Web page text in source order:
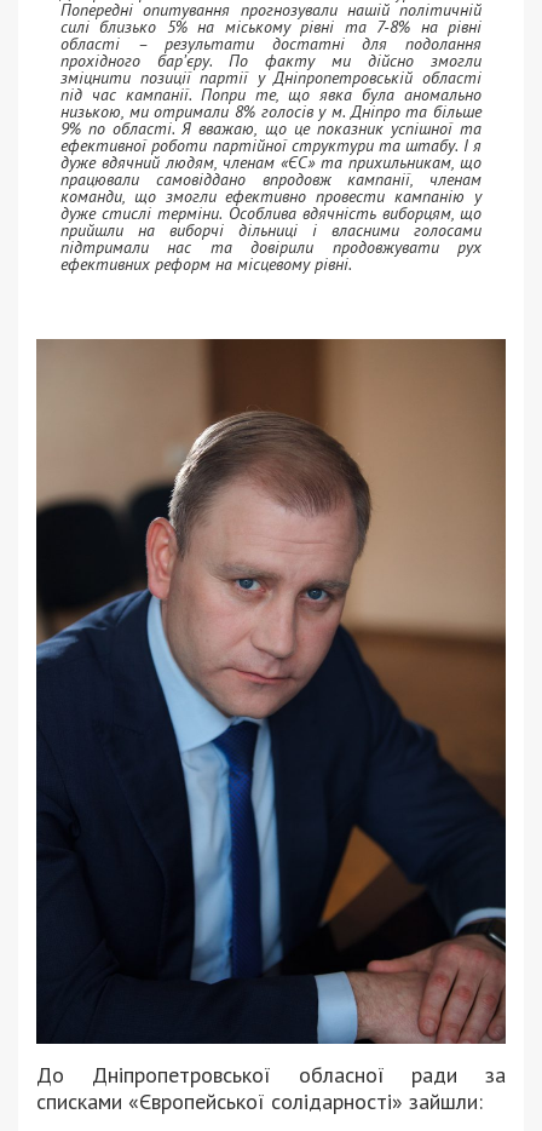
Попередні опитування прогнозували нашій політичній
силі близько 5% на міському рівні та 7-8% на рівні
області – результати достатні для подолання
прохідного бар’єру. По факту ми дійсно змогли
зміцнити позиції партії у Дніпропетровській області
під час кампанії. Попри те, що явка була аномально
низькою, ми отримали 8% голосів у м. Дніпро та більше
9% по області. Я вважаю, що це показник успішної та
ефективної роботи партійної структури та штабу. І я
дуже вдячний людям, членам «ЄС» та прихильникам, що
працювали самовіддано впродовж кампанії, членам
команди, що змогли ефективно провести кампанію у
дуже стислі терміни. Особлива вдячність виборцям, що
прийшли на виборчі дільниці і власними голосами
підтримали нас та довірили продовжувати рух
ефективних реформ на місцевому рівні.
До Дніпропетровської обласної ради за
списками «Європейської солідарності» зайшли: